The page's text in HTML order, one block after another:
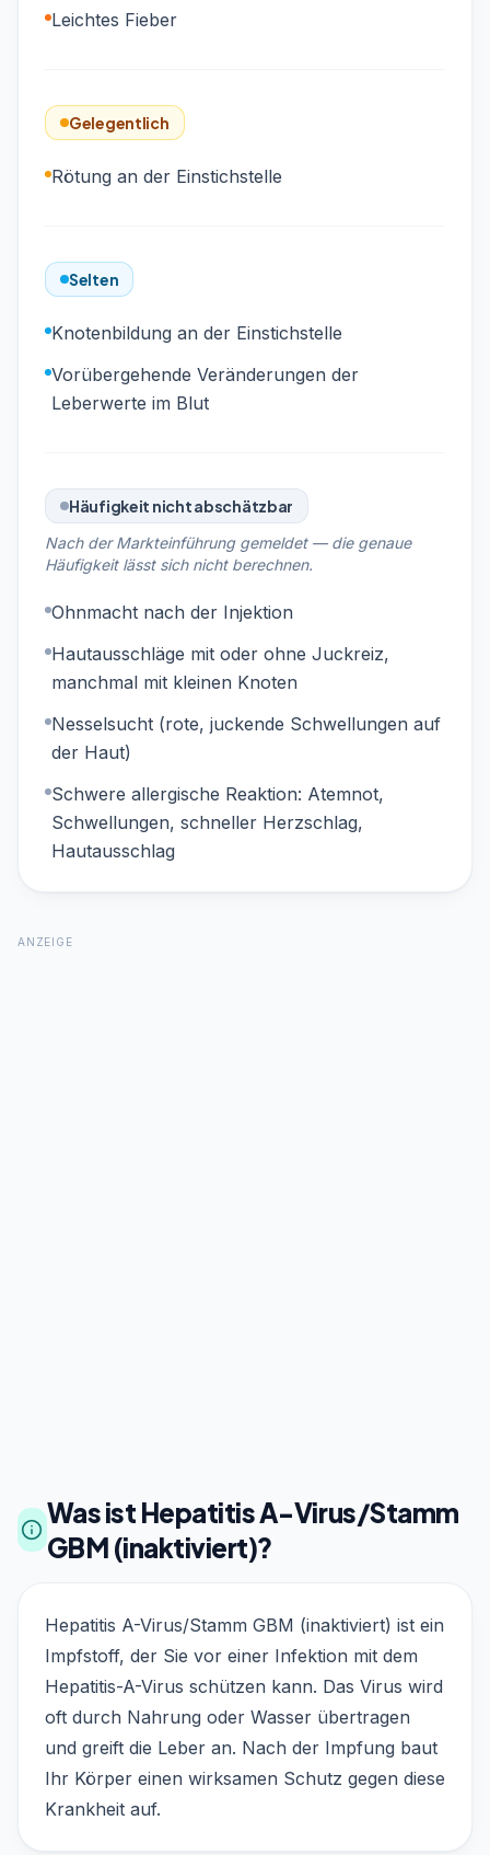
Leichtes Fieber
Gelegentlich
Rötung an der Einstichstelle
Selten
Knotenbildung an der Einstichstelle
Vorübergehende Veränderungen der
Leberwerte im Blut
Häufigkeit nicht abschätzbar
Nach der Markteinführung gemeldet — die genaue
Häufigkeit lässt sich nicht berechnen.
Ohnmacht nach der Injektion
Hautausschläge mit oder ohne Juckreiz,
manchmal mit kleinen Knoten
Nesselsucht (rote, juckende Schwellungen auf
der Haut)
Schwere allergische Reaktion: Atemnot,
Schwellungen, schneller Herzschlag,
Hautausschlag
ANZEIGE
Was ist Hepatitis A-Virus/Stamm
GBM (inaktiviert)?
Hepatitis A-Virus/Stamm GBM (inaktiviert) ist ein
Impfstoff, der Sie vor einer Infektion mit dem
Hepatitis-A-Virus schützen kann. Das Virus wird
oft durch Nahrung oder Wasser übertragen
und greift die Leber an. Nach der Impfung baut
Ihr Körper einen wirksamen Schutz gegen diese
Krankheit auf.